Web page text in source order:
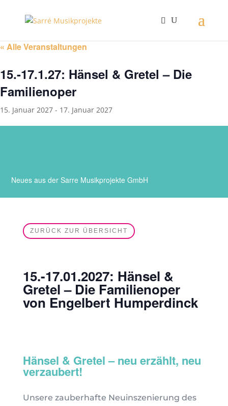
« Alle Veranstaltungen
15.-17.1.27: Hänsel & Gretel – Die
Familienoper
15. Januar 2027 - 17. Januar 2027
Neues aus der Sarre Musikprojekte GmbH
ZURÜCK ZUR ÜBERSICHT
15.-17.01.2027: Hänsel &
Gretel – Die Familienoper
von Engelbert Humperdinck
Hänsel & Gretel – neu erzählt, neu
verzaubert!
Unsere zauberhafte Neuinszenierung des